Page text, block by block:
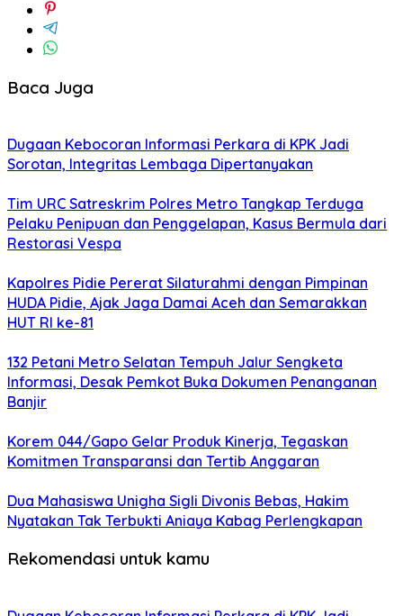
Baca Juga
Dugaan Kebocoran Informasi Perkara di KPK Jadi
Sorotan, Integritas Lembaga Dipertanyakan
Tim URC Satreskrim Polres Metro Tangkap Terduga
Pelaku Penipuan dan Penggelapan, Kasus Bermula dari
Restorasi Vespa
Kapolres Pidie Pererat Silaturahmi dengan Pimpinan
HUDA Pidie, Ajak Jaga Damai Aceh dan Semarakkan
HUT RI ke-81
132 Petani Metro Selatan Tempuh Jalur Sengketa
Informasi, Desak Pemkot Buka Dokumen Penanganan
Banjir
Korem 044/Gapo Gelar Produk Kinerja, Tegaskan
Komitmen Transparansi dan Tertib Anggaran
Dua Mahasiswa Unigha Sigli Divonis Bebas, Hakim
Nyatakan Tak Terbukti Aniaya Kabag Perlengkapan
Rekomendasi untuk kamu